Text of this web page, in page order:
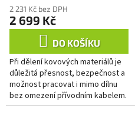
2 231 Kč bez DPH
2 699 Kč
DO KOŠÍKU
Při dělení kovových materiálů je
důležitá přesnost, bezpečnost a
možnost pracovat i mimo dílnu
bez omezení přívodním kabelem.
Akumulátorová pásová pila